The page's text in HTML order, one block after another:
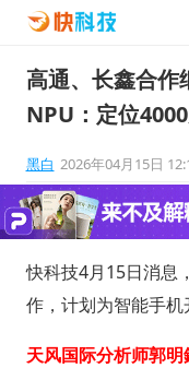
高通、长鑫合作
NPU：定位
黑白 2026年04月15日
快科技4月15日消息
作，计划为智能手机
天风国际分析师郭